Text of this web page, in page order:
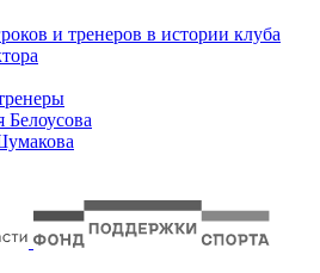
и тренеров в истории клуба